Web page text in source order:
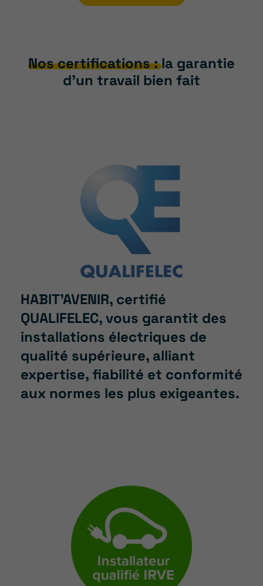
Nos certifications :la garantie
d’un travail bien fait
HABIT’AVENIR, certifié
QUALIFELEC, vous garantit des
installations électriques de
qualité supérieure, alliant
expertise, fiabilité et conformité
aux normes les plus exigeantes.